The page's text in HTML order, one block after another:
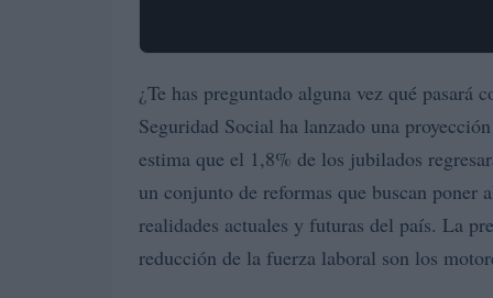
¿Te has preguntado alguna vez qué pasará
Seguridad Social ha lanzado una
estima que el 1,8% de los jubilados
un conjunto de reformas que buscan poner
realidades actuales y futuras del país. La
reducción de la fuerza laboral son los